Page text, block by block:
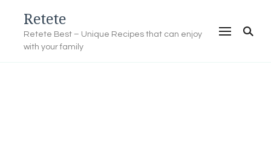
Retete
Retete Best – Unique Recipes that can enjoy
with your family